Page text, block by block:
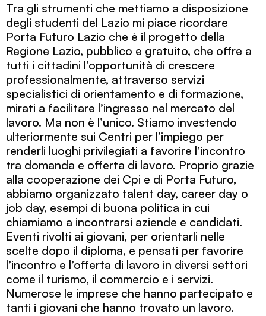
Tra gli strumenti che mettiamo a disposizione
degli studenti del Lazio mi piace ricordare
Porta Futuro Lazio che è il progetto della
Regione Lazio, pubblico e gratuito, che offre a
tutti i cittadini l’opportunità di crescere
professionalmente, attraverso servizi
specialistici di orientamento e di formazione,
mirati a facilitare l’ingresso nel mercato del
lavoro. Ma non è l’unico. Stiamo investendo
ulteriormente sui Centri per l’impiego per
renderli luoghi privilegiati a favorire l’incontro
tra domanda e offerta di lavoro. Proprio grazie
alla cooperazione dei Cpi e di Porta Futuro,
abbiamo organizzato talent day, career day o
job day, esempi di buona politica in cui
chiamiamo a incontrarsi aziende e candidati.
Eventi rivolti ai giovani, per orientarli nelle
scelte dopo il diploma, e pensati per favorire
l’incontro e l’offerta di lavoro in diversi settori
come il turismo, il commercio e i servizi.
Numerose le imprese che hanno partecipato e
tanti i giovani che hanno trovato un lavoro.